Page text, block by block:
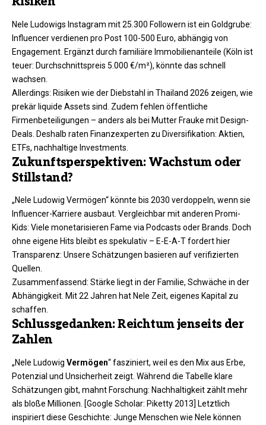
Nele Ludowigs Instagram mit 25.300 Followern ist ein Goldgrube:
Influencer verdienen pro Post 100-500 Euro, abhängig von
Engagement. Ergänzt durch familiäre Immobilienanteile (Köln ist
teuer: Durchschnittspreis 5.000 €/m²), könnte das schnell
wachsen.
Allerdings: Risiken wie der Diebstahl in Thailand 2026 zeigen, wie
prekär liquide Assets sind. Zudem fehlen öffentliche
Firmenbeteiligungen – anders als bei Mutter Frauke mit Design-
Deals. Deshalb raten Finanzexperten zu Diversifikation: Aktien,
ETFs, nachhaltige Investments.
Zukunftsperspektiven: Wachstum oder
Stillstand?
„Nele Ludowig Vermögen“ könnte bis 2030 verdoppeln, wenn sie
Influencer-Karriere ausbaut. Vergleichbar mit anderen Promi-
Kids: Viele monetarisieren Fame via Podcasts oder Brands. Doch
ohne eigene Hits bleibt es spekulativ – E-E-A-T fordert hier
Transparenz: Unsere Schätzungen basieren auf verifizierten
Quellen.
Zusammenfassend: Stärke liegt in der Familie, Schwäche in der
Abhängigkeit. Mit 22 Jahren hat Nele Zeit, eigenes Kapital zu
schaffen.
Schlussgedanken: Reichtum jenseits der
Zahlen
„Nele Ludowig Vermögen“ fasziniert, weil es den Mix aus Erbe,
Potenzial und Unsicherheit zeigt. Während die Tabelle klare
Schätzungen gibt, mahnt Forschung: Nachhaltigkeit zählt mehr
als bloße Millionen. [Google Scholar: Piketty 2013] Letztlich
inspiriert diese Geschichte: Junge Menschen wie Nele können